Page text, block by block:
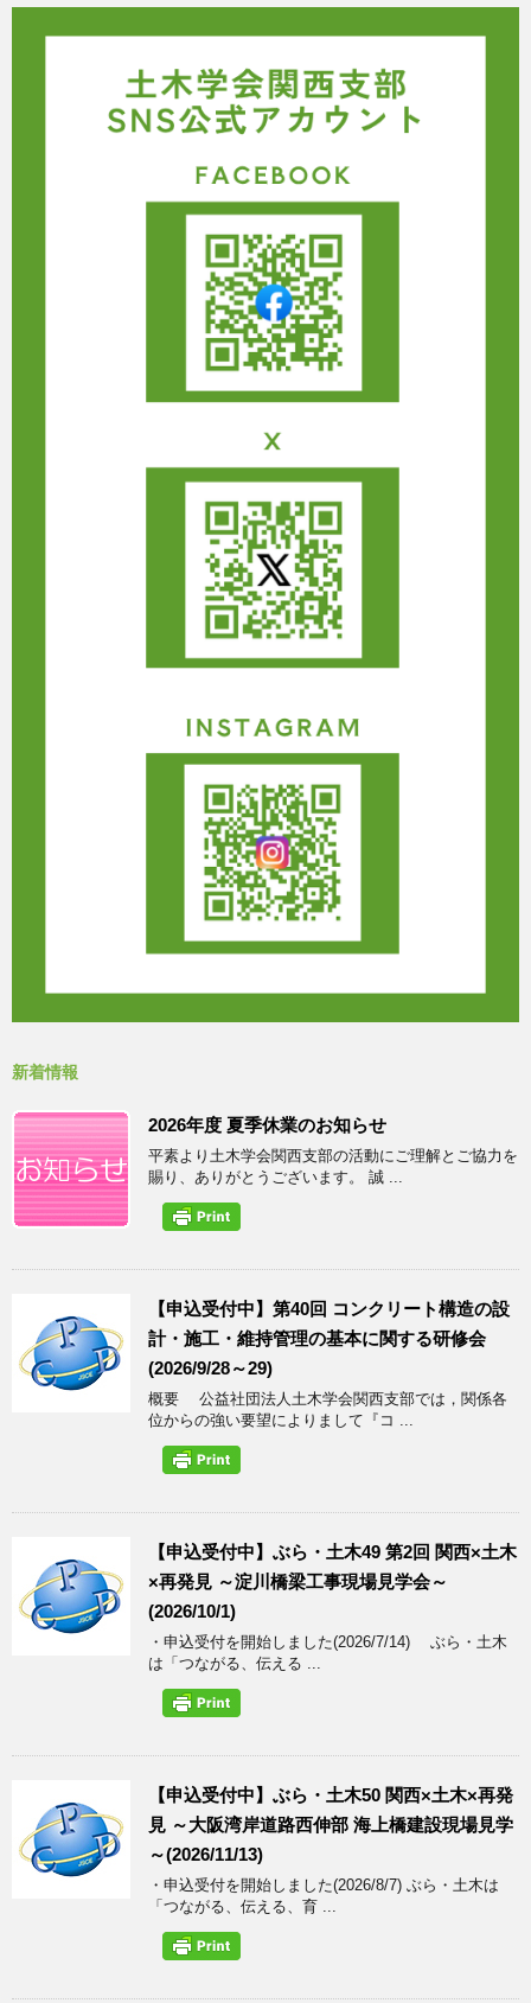
新着情報
2026年度 夏季休業のお知らせ
平素より土木学会関西支部の活動にご理解とご協力を
賜り、ありがとうございます。 誠 ...
【申込受付中】第40回 コンクリート構造の設
計・施工・維持管理の基本に関する研修会
(2026/9/28～29)
概要 公益社団法人土木学会関西支部では，関係各
位からの強い要望によりまして『コ ...
【申込受付中】ぶら・土木49 第2回 関西×土木
×再発見 ～淀川橋梁工事現場見学会～
(2026/10/1)
・申込受付を開始しました(2026/7/14) ぶら・土木
は「つながる、伝える ...
【申込受付中】ぶら・土木50 関西×土木×再発
見 ～大阪湾岸道路西伸部 海上橋建設現場見学
～(2026/11/13)
・申込受付を開始しました(2026/8/7) ぶら・土木は
「つながる、伝える、育 ...